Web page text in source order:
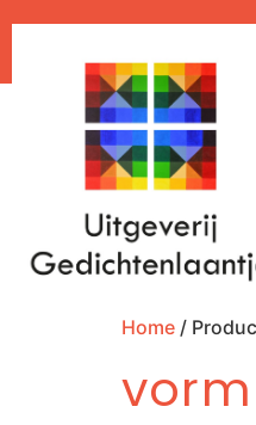
Home /
vorm